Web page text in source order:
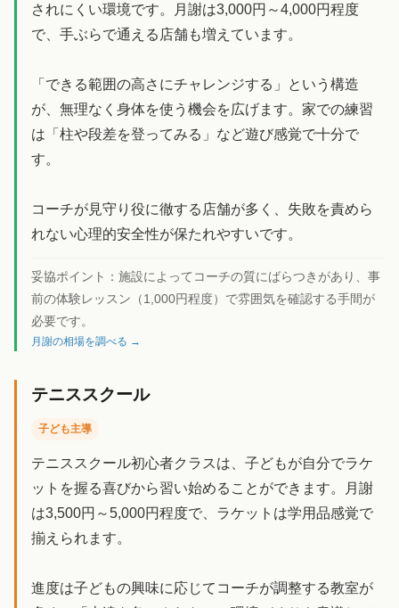
されにくい環境です。月謝は3,000円～4,000円程度
で、手ぶらで通える店舗も増えています。
「できる範囲の高さにチャレンジする」という構造
が、無理なく身体を使う機会を広げます。家での練習
は「柱や段差を登ってみる」など遊び感覚で十分で
す。
コーチが見守り役に徹する店舗が多く、失敗を責めら
れない心理的安全性が保たれやすいです。
妥協ポイント： 施設によってコーチの質にばらつきがあり、事
前の体験レッスン（1,000円程度）で雰囲気を確認する手間が
必要です。
月謝の相場を調べる →
テニススクール
子ども主導
テニススクール初心者クラスは、子どもが自分でラケ
ットを握る喜びから習い始めることができます。月謝
は3,500円～5,000円程度で、ラケットは学用品感覚で
揃えられます。
進度は子どもの興味に応じてコーチが調整する教室が